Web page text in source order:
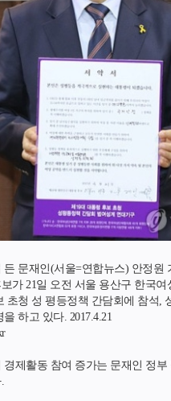
든 문재인(서울=연합뉴스) 안정원
가 21일 오전 서울 용산구 한국여
초청 성 평등정책 간담회에 참석,
하고 있다. 2017.4.21
경제활동 참여 증가는 문재인 정부